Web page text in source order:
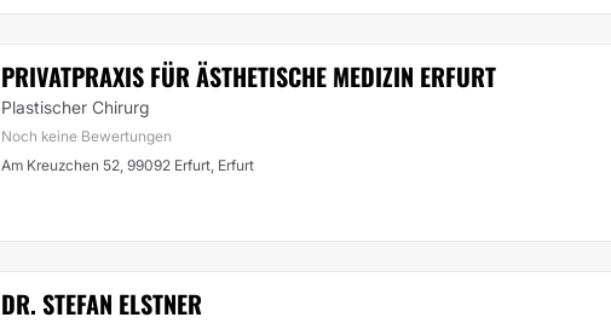
PRIVATPRAXIS FÜR ÄSTHETISCHE MEDIZIN ERFURT
Plastischer Chirurg
Noch keine Bewertungen
Am Kreuzchen 52, 99092 Erfurt, Erfurt
DR. STEFAN ELSTNER